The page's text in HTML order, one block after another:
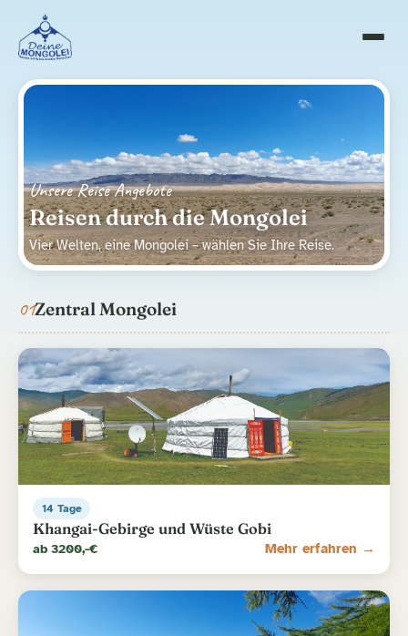
Unsere Reise Angebote
Reisen durch die Mongolei
Vier Welten, eine Mongolei – wählen Sie Ihre Reise.
01Zentral Mongolei
14 Tage
Khangai-Gebirge und Wüste Gobi
ab 3200,-€ Mehr erfahren →